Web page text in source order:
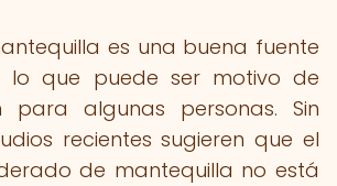
es una buena fuente
lo que puede ser motivo de
para algunas personas. Sin
recientes sugieren que el
de mantequilla no está